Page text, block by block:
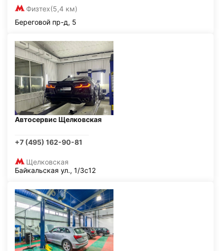
Физтех(5,4 км)
Береговой пр-д, 5
Автосервис Щелковская
+7 (495) 162-90-81
Щелковская
Байкальская ул., 1/3с12